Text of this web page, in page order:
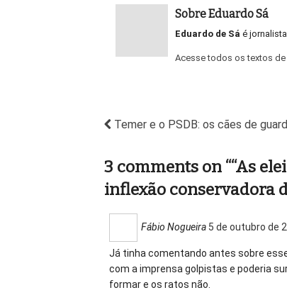
Sobre Eduardo Sá
Eduardo de Sá é
Acesse todos os textos de
Temer e o PSDB: os cães de
3 comments on ““As
inflexão conservadora
Fábio Nogueira 5 de outubro de
Já tinha comentando antes sobre
com a imprensa golpistas e poderia
formar e os ratos não.